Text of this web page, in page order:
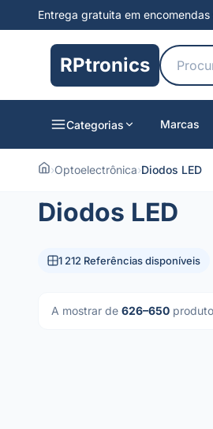
Entrega gratuita em
RPtronics
Categorias Marcas
›Optoelectrônica›Diodos LED
Diodos LED
1 212 Referências disponíveis
A mostrar de 626–650